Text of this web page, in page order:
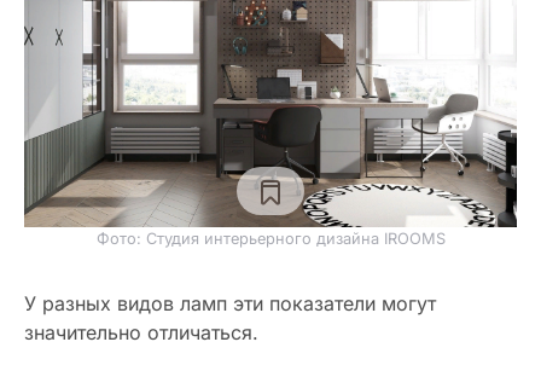
Фото: Студия интерьерного дизайна IROOMS
У разных видов ламп эти показатели могут
значительно отличаться.